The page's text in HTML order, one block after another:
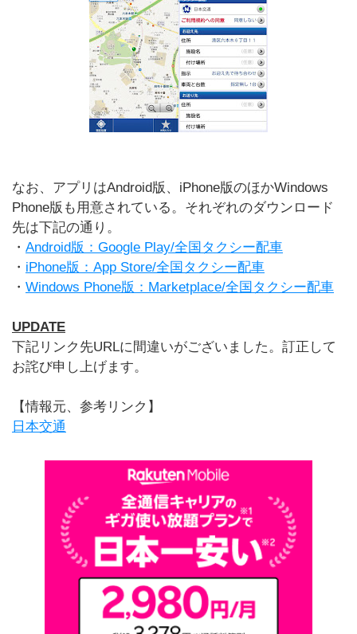
なお、アプリはAndroid版、iPhone版のほかWindows
Phone版も用意されている。それぞれのダウンロード
先は下記の通り。
・ Android版：Google Play/全国タクシー配車
・ iPhone版：App Store/全国タクシー配車
・ Windows Phone版：Marketplace/全国タクシー配車
UPDATE
下記リンク先URLに間違いがございました。訂正して
お詫び申し上げます。
【情報元、参考リンク】
日本交通